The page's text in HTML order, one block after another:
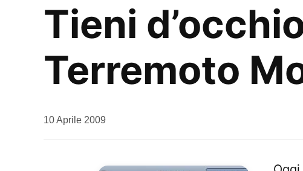
Tieni
Terremoto
da
10 Aprile 2009